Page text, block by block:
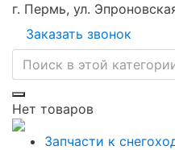
г. Пермь, ул.
Заказать звонок
Нет товаров
Запчасти к